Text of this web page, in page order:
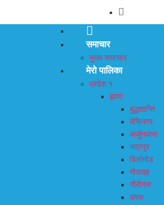
समाचार
मुख्य समाचार
मेरो पालिका
प्रदेश १
झापा
बुद्धशान्ति
मेचिनगर
अर्जुनधारा
भद्रपुर
बिर्तामोड
गौरादह
गौरीगंज
दमक